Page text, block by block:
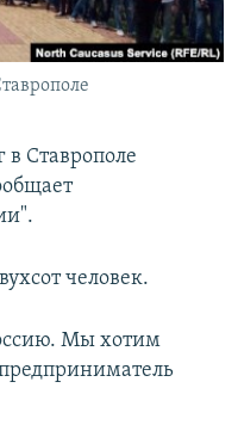
Ставрополе
человек.
Мы хотим